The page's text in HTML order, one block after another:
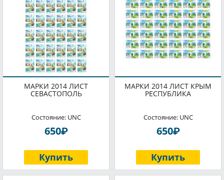
МАРКИ 2014 ЛИСТ
СЕВАСТОПОЛЬ
Состояние: UNC
650P
Купить
МАРКИ 2014 ЛИСТ КРЫМ
РЕСПУБЛИКА
Состояние: UNC
650P
Купить